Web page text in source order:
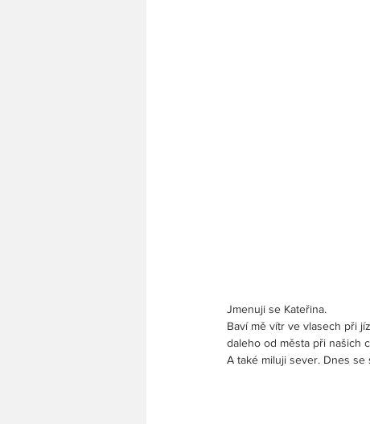
Jmenuji se Kateřina.
Baví mě vítr ve vlasech při
daleho od města při našich
A také miluji sever. Dnes